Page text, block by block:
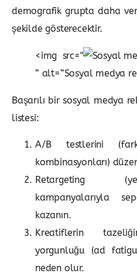
demografik grupta daha
şekilde gösterecektir.
<img src="
” alt=”Sosyal medya
Başarılı bir sosyal medya
listesi:
A/B testlerini
kombinasyonları)
Retargeting
kampanyalarıyla
kazanın.
Kreatiflerin
yorgunluğu (ad
neden olur.